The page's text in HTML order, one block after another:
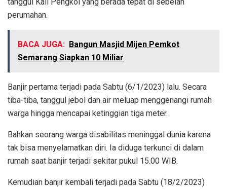
tanggul Kali Pengkol yang berada tepat di sebelah
perumahan.
BACA JUGA: Bangun Masjid Mijen Pemkot
Semarang Siapkan 10 Miliar
Banjir pertama terjadi pada Sabtu (6/1/2023) lalu. Secara
tiba-tiba, tanggul jebol dan air meluap menggenangi rumah
warga hingga mencapai ketinggian tiga meter.
Bahkan seorang warga disabilitas meninggal dunia karena
tak bisa menyelamatkan diri. Ia diduga terkunci di dalam
rumah saat banjir terjadi sekitar pukul 15.00 WIB.
Kemudian banjir kembali terjadi pada Sabtu (18/2/2023)